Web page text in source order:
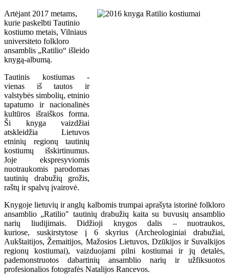
Artėjant 2017 metams,
kurie paskelbti Tautinio
kostiumo metais, Vilniaus
universiteto folkloro
ansamblis „Ratilio“ išleido
knygą-albumą.
Tautinis kostiumas -
vienas iš tautos ir
valstybės simbolių, etninio
tapatumo ir nacionalinės
kultūros išraiškos forma.
Ši knyga vaizdžiai
atskleidžia Lietuvos
etninių regionų tautinių
kostiumų išskirtinumus.
Joje ekspresyviomis
nuotraukomis parodomas
tautinių drabužių grožis,
raštų ir spalvų įvairovė.
Knygoje lietuvių ir anglų kalbomis trumpai aprašyta istorinė folkloro
ansamblio „Ratilio" tautinių drabužių kaita su buvusių ansamblio
narių liudijimais. Didžioji knygos dalis – nuotraukos,
kuriose, suskirstytose į 6 skyrius (Archeologiniai drabužiai,
Aukštaitijos, Žemaitijos, Mažosios Lietuvos, Dzūkijos ir Suvalkijos
regionų kostiumai), vaizduojami pilni kostiumai ir jų detalės,
pademonstruotos dabartinių ansamblio narių ir užfiksuotos
profesionalios fotografės Natalijos Rancevos.